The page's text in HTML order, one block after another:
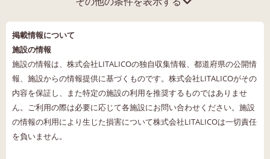
掲載情報について
施設の情報
施設の情報は、株式会社LITALICOの独自収集情報、都道府県の公開情
報、施設からの情報提供に基づくものです。株式会社LITALICOがその
内容を保証し、また特定の施設の利用を推奨するものではありませ
ん。ご利用の際は必要に応じて各施設にお問い合わせください。施設
の情報の利用により生じた損害について株式会社LITALICOは一切責任
を負いません。